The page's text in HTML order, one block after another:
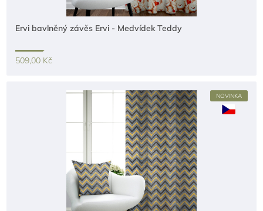
Ervi bavlněný závěs Ervi - Medvídek Teddy
509,00 Kč
NOVINKA